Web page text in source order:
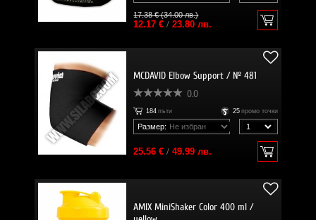
17.38 € (34.00 лв.)
12.17 €/ 23.80 лв.
MCDAVID Elbow Support / № 481
0.0
184 пъти 25 промо точки
Размер:
25.56 €/ 49.99 лв.
AMIX MiniShaker Color 400 ml /